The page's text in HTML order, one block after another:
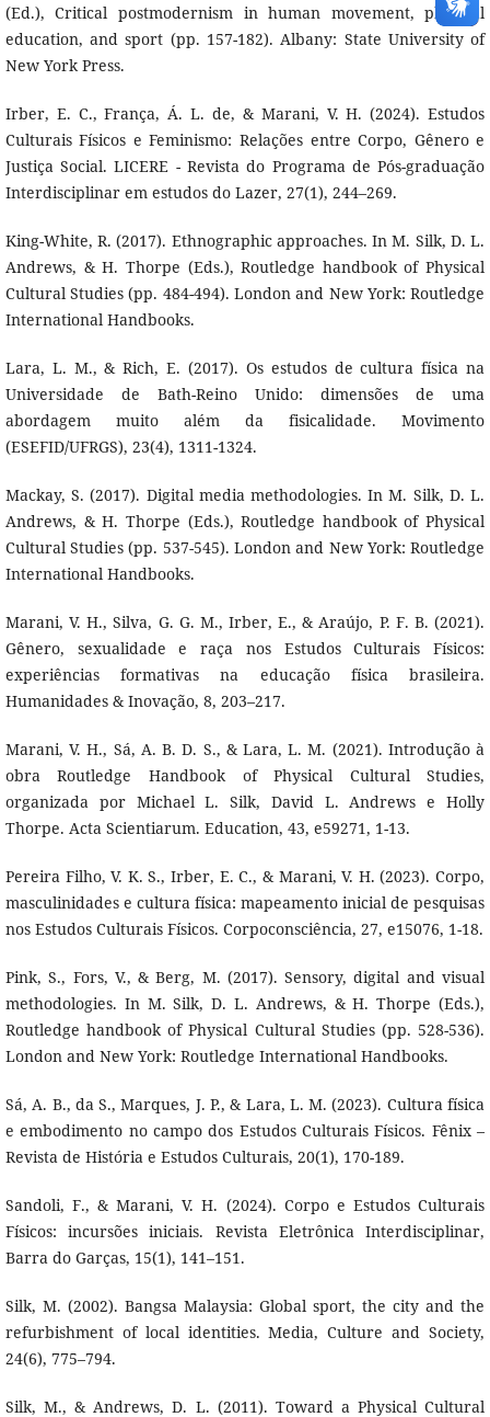
(Ed.), Critical postmodernism in human movement, physical
education, and sport (pp. 157-182). Albany: State University of
New York Press.
Irber, E. C., França, Á. L. de, & Marani, V. H. (2024). Estudos
Culturais Físicos e Feminismo: Relações entre Corpo, Gênero e
Justiça Social. LICERE - Revista do Programa de Pós-graduação
Interdisciplinar em estudos do Lazer, 27(1), 244–269.
King-White, R. (2017). Ethnographic approaches. In M. Silk, D. L.
Andrews, & H. Thorpe (Eds.), Routledge handbook of Physical
Cultural Studies (pp. 484-494). London and New York: Routledge
International Handbooks.
Lara, L. M., & Rich, E. (2017). Os estudos de cultura física na
Universidade de Bath-Reino Unido: dimensões de uma
abordagem muito além da fisicalidade. Movimento
(ESEFID/UFRGS), 23(4), 1311-1324.
Mackay, S. (2017). Digital media methodologies. In M. Silk, D. L.
Andrews, & H. Thorpe (Eds.), Routledge handbook of Physical
Cultural Studies (pp. 537-545). London and New York: Routledge
International Handbooks.
Marani, V. H., Silva, G. G. M., Irber, E., & Araújo, P. F. B. (2021).
Gênero, sexualidade e raça nos Estudos Culturais Físicos:
experiências formativas na educação física brasileira.
Humanidades & Inovação, 8, 203–217.
Marani, V. H., Sá, A. B. D. S., & Lara, L. M. (2021). Introdução à
obra Routledge Handbook of Physical Cultural Studies,
organizada por Michael L. Silk, David L. Andrews e Holly
Thorpe. Acta Scientiarum. Education, 43, e59271, 1-13.
Pereira Filho, V. K. S., Irber, E. C., & Marani, V. H. (2023). Corpo,
masculinidades e cultura física: mapeamento inicial de pesquisas
nos Estudos Culturais Físicos. Corpoconsciência, 27, e15076, 1-18.
Pink, S., Fors, V., & Berg, M. (2017). Sensory, digital and visual
methodologies. In M. Silk, D. L. Andrews, & H. Thorpe (Eds.),
Routledge handbook of Physical Cultural Studies (pp. 528-536).
London and New York: Routledge International Handbooks.
Sá, A. B., da S., Marques, J. P., & Lara, L. M. (2023). Cultura física
e embodimento no campo dos Estudos Culturais Físicos. Fênix –
Revista de História e Estudos Culturais, 20(1), 170-189.
Sandoli, F., & Marani, V. H. (2024). Corpo e Estudos Culturais
Físicos: incursões iniciais. Revista Eletrônica Interdisciplinar,
Barra do Garças, 15(1), 141–151.
Silk, M. (2002). Bangsa Malaysia: Global sport, the city and the
refurbishment of local identities. Media, Culture and Society,
24(6), 775–794.
Silk, M., & Andrews, D. L. (2011). Toward a Physical Cultural